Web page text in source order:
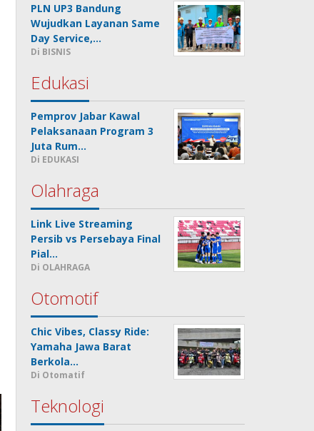
PLN UP3 Bandung
Wujudkan Layanan Same
Day Service,…
Di BISNIS
Edukasi
Pemprov Jabar Kawal
Pelaksanaan Program 3
Juta Rum…
Di EDUKASI
Olahraga
Link Live Streaming
Persib vs Persebaya Final
Pial…
Di OLAHRAGA
Otomotif
Chic Vibes, Classy Ride:
Yamaha Jawa Barat
Berkola…
Di Otomatif
Teknologi